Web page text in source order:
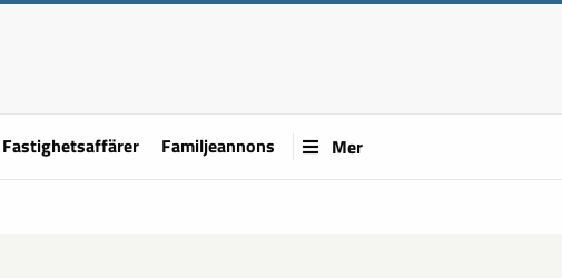
Fastighetsaffärer Familjeannons Mer